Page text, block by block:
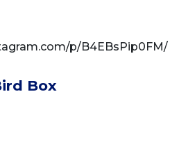
p/B4EBsPip0FM/
Box